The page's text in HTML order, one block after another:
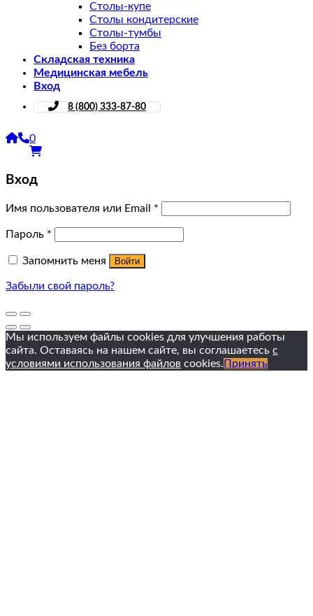
Столы-купе
Столы кондитерские
Столы-тумбы
Без борта
Складская техника
Медицинская мебель
Вход
8 (800) 333-87-80
0
Вход
Имя пользователя или Email *
Пароль *
Запомнить меня Войти
Забыли свой пароль?
Мы используем файлы cookies для улучшения работы
сайта. Оставаясь на нашем сайте, вы соглашаетесь с
условиями использования файлов cookies. Принять